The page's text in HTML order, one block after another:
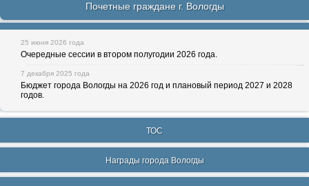
Почетные граждане г. Вологды
25 июня 2026 года
Очередные сессии в втором полугодии 2026 года.
7 декабря 2025 года
Бюджет города Вологды на 2026 год и плановый период 2027 и 2028
годов.
ТОС
Награды города Вологды